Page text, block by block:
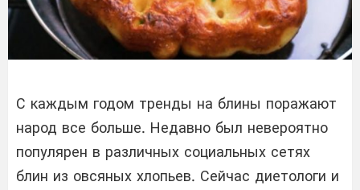
С каждым годом тренды на блины поражают
народ все больше. Недавно был невероятно
популярен в различных социальных сетях
блин из овсяных хлопьев. Сейчас диетологи и